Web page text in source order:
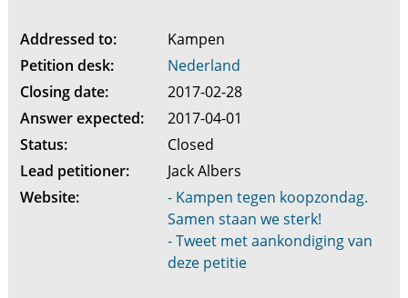
Addressed to:
Kampen
Petition desk:
Nederland
Closing date:
2017-02-28
Answer expected:
2017-04-01
Status:
Closed
Lead petitioner:
Jack Albers
Website:
- Kampen tegen koopzondag.
Samen staan we sterk!
- Tweet met aankondiging van
deze petitie